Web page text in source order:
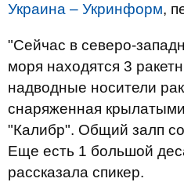
Украина – Укринформ,
"Сейчас в северо-
моря находятся 3
надводные носители
снаряженная
"Калибр". Общий залп
Еще есть 1 большой
рассказала спикер.